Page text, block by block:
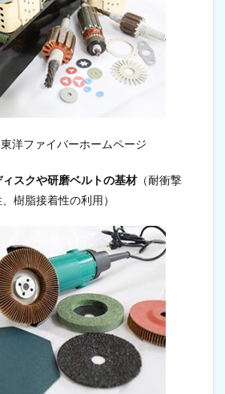
洋ファイバーホームページ
スクや研磨ベルトの基材 （耐衝撃
樹脂接着性の利用）